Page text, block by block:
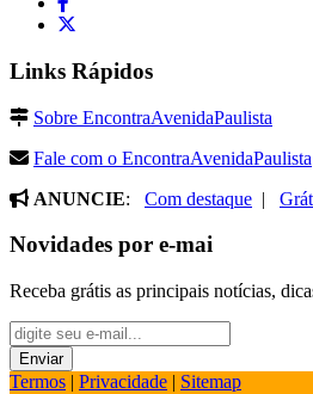
Links Rápidos
Sobre EncontraAvenidaPaulista
Fale com o EncontraAvenidaPaulista
ANUNCIE: Com destaque |
Novidades por e-mai
Receba grátis as principais notícias,
Termos | Privacidade | Sitemap